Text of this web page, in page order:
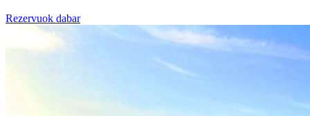
Rezervuok dabar